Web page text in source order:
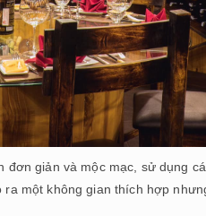
giản và mộc mạc, sử dụng
một không gian thích hợp